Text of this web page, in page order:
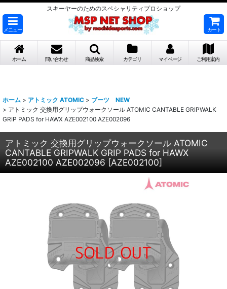
スキーヤーのためのスペシャリティプロショップ
メニュー カート
ホーム 問い合わせ 商品検索 カテゴリ マイページ ご利用案内
ホーム > アトミック ATOMIC > ブーツ NEW
> アトミック 交換用グリップウォークソール ATOMIC CANTABLE GRIPWALK
GRIP PADS for HAWX AZE002100 AZE002096
アトミック 交換用グリップウォークソール ATOMIC
CANTABLE GRIPWALK GRIP PADS for HAWX
AZE002100 AZE002096 [AZE002100]